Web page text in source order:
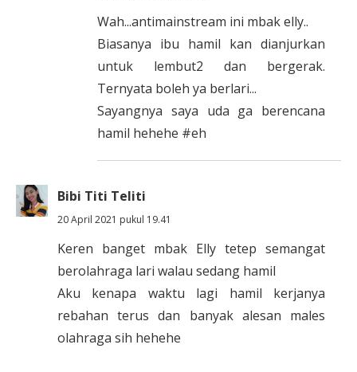
Wah...antimainstream ini mbak elly..
Biasanya ibu hamil kan dianjurkan
untuk lembut2 dan bergerak.
Ternyata boleh ya berlari...
Sayangnya saya uda ga berencana
hamil hehehe #eh
Bibi Titi Teliti
20 April 2021 pukul 19.41
Keren banget mbak Elly tetep semangat
berolahraga lari walau sedang hamil
Aku kenapa waktu lagi hamil kerjanya
rebahan terus dan banyak alesan males
olahraga sih hehehe